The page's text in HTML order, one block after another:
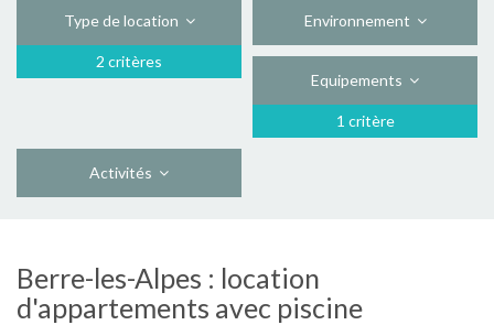
Type de location
2 critères
Environnement
Equipements
1 critère
Activités
Berre-les-Alpes : location
d'appartements avec piscine